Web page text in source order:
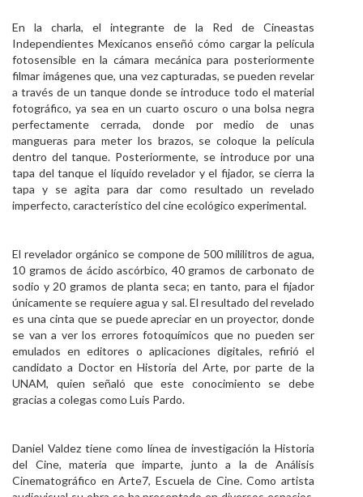
En la charla, el integrante de la Red de Cineastas
Independientes Mexicanos enseñó cómo cargar la película
fotosensible en la cámara mecánica para posteriormente
filmar imágenes que, una vez capturadas, se pueden revelar
a través de un tanque donde se introduce todo el material
fotográfico, ya sea en un cuarto oscuro o una bolsa negra
perfectamente cerrada, donde por medio de unas
mangueras para meter los brazos, se coloque la película
dentro del tanque. Posteriormente, se introduce por una
tapa del tanque el líquido revelador y el fijador, se cierra la
tapa y se agita para dar como resultado un revelado
imperfecto, característico del cine ecológico experimental.
El revelador orgánico se compone de 500 mililitros de agua,
10 gramos de ácido ascórbico, 40 gramos de carbonato de
sodio y 20 gramos de planta seca; en tanto, para el fijador
únicamente se requiere agua y sal. El resultado del revelado
es una cinta que se puede apreciar en un proyector, donde
se van a ver los errores fotoquímicos que no pueden ser
emulados en editores o aplicaciones digitales, refirió el
candidato a Doctor en Historia del Arte, por parte de la
UNAM, quien señaló que este conocimiento se debe
gracias a colegas como Luis Pardo.
Daniel Valdez tiene como línea de investigación la Historia
del Cine, materia que imparte, junto a la de Análisis
Cinematográfico en Arte7, Escuela de Cine. Como artista